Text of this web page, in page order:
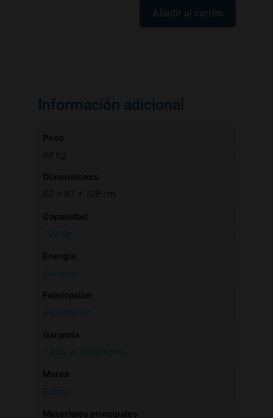
Añadir al carrito
Información adicional
700 Kg
Eléctrico
Exportacion
1 Año en Recambios
Eutron